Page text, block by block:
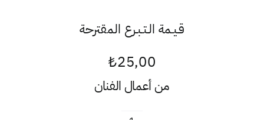
قـيـمة الـتـبـرع المقترحة
₺25,00
من أعمال الفنان